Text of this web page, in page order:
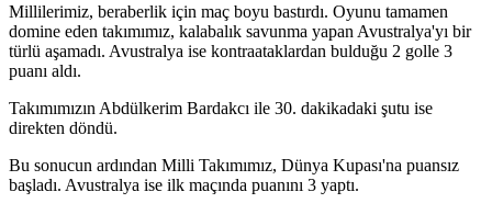
Millilerimiz, beraberlik için maç boyu bastırdı. Oyunu tamamen
domine eden takımımız, kalabalık savunma yapan Avustralya'yı bir
türlü aşamadı. Avustralya ise kontraataklardan bulduğu 2 golle 3
puanı aldı.
Takımımızın Abdülkerim Bardakcı ile 30. dakikadaki şutu ise
direkten döndü.
Bu sonucun ardından Milli Takımımız, Dünya Kupası'na puansız
başladı. Avustralya ise ilk maçında puanını 3 yaptı.